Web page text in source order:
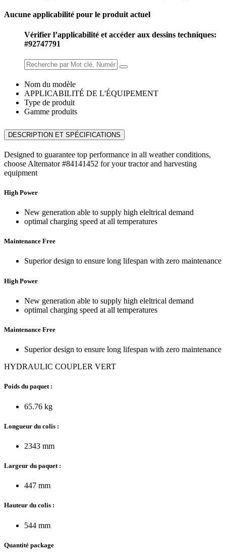
Aucune applicabilité pour le produit actuel
Vérifier l’applicabilité et accéder aux dessins techniques:
#92747791
Nom du modèle
APPLICABILITÉ DE L'ÉQUIPEMENT
Type de produit
Gamme produits
DESCRIPTION ET SPÉCIFICATIONS
Designed to guarantee top performance in all weather conditions,
choose Alternator #84141452 for your tractor and harvesting
equipment
High Power
New generation able to supply high eleltrical demand
optimal charging speed at all temperatures
Maintenance Free
Superior design to ensure long lifespan with zero maintenance
High Power
New generation able to supply high eleltrical demand
optimal charging speed at all temperatures
Maintenance Free
Superior design to ensure long lifespan with zero maintenance
HYDRAULIC COUPLER VERT
Poids du paquet :
65.76 kg
Longueur du colis :
2343 mm
Largeur du paquet :
447 mm
Hauteur du colis :
544 mm
Quantité package